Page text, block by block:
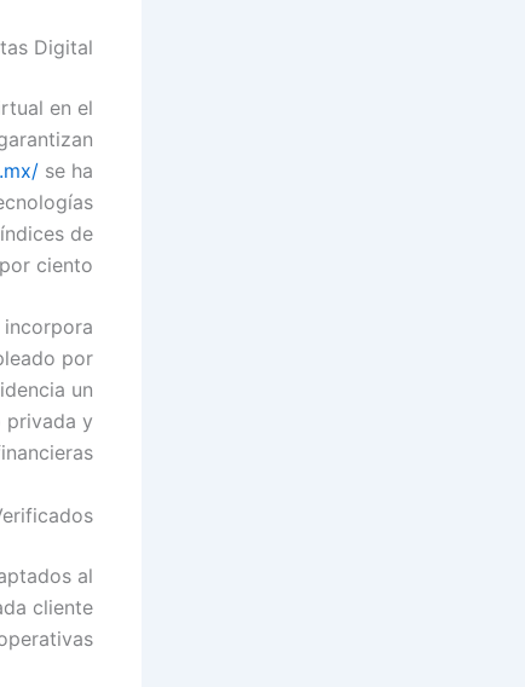
Digital
en el
se ha
de
ciento.
por
un
privada y
al
cliente